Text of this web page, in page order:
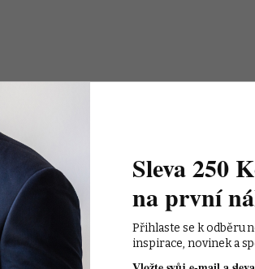
Sleva 250
na první
Přihlaste se k odběru
inspirace, novinek a